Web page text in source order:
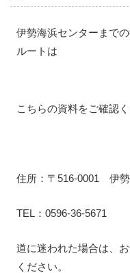
伊勢海浜センターまで
ルートは
こちらの資料をご確認く
住所：〒516-0001 伊
TEL：0596-36-5671
道に迷われた場合は、
ください。